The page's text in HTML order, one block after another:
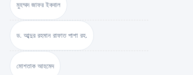
মুহম্মদ জাফর ইকবাল
ড. আব্দুর রহমান রাফাত পাশা রহ.
মোশতাক আহমেদ